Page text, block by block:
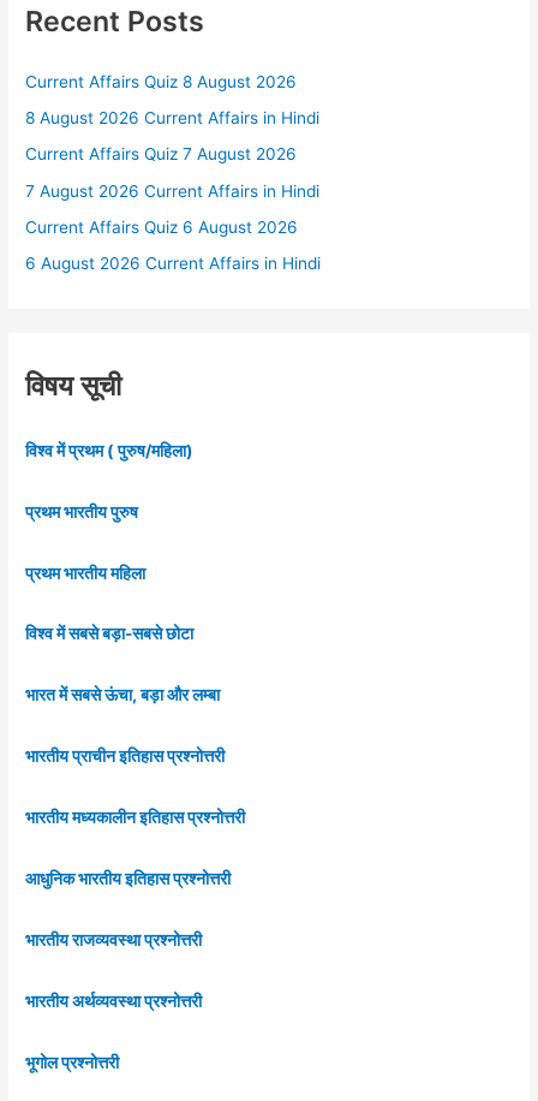
Recent Posts
Current Affairs Quiz 8 August 2026
8 August 2026 Current Affairs in Hindi
Current Affairs Quiz 7 August 2026
7 August 2026 Current Affairs in Hindi
Current Affairs Quiz 6 August 2026
6 August 2026 Current Affairs in Hindi
विषय सूची
विश्व में प्रथम ( पुरुष/महिला)
प्रथम भारतीय पुरुष
प्रथम भारतीय महिला
विश्व में सबसे बड़ा-सबसे छोटा
भारत में सबसे ऊंचा, बड़ा और लम्बा
भारतीय प्राचीन इतिहास प्रश्नोत्तरी
भारतीय मध्यकालीन इतिहास प्रश्नोत्तरी
आधुनिक भारतीय इतिहास प्रश्नोत्तरी
भारतीय राजव्यवस्था प्रश्नोत्तरी
भारतीय अर्थव्यवस्था प्रश्नोत्तरी
भूगोल प्रश्नोत्तरी